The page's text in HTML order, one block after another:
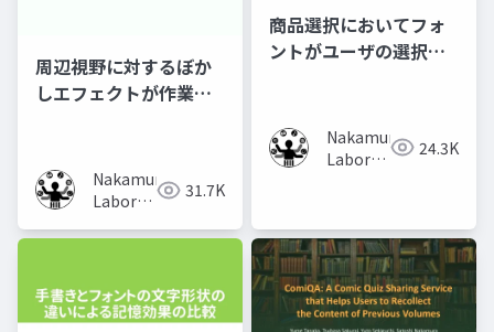
周辺視野に対するぼか
しエフェクトが作業時
Nakamura
Laboratory
University)
31.7K
商品選択においてフォ
ントがユーザの選択行
Nakamura
Laboratory 24.3K